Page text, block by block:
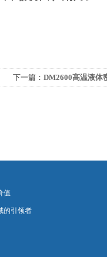
下一篇： DM2600高温液体
值
的引领者